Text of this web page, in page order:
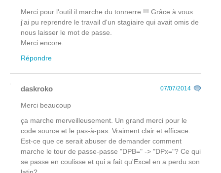
Merci pour l'outil il marche du tonnerre !!! Grâce à vous
j'ai pu reprendre le travail d'un stagiaire qui avait omis de
nous laisser le mot de passe.
Merci encore.
Répondre
daskroko 07/07/2014
Merci beaucoup
ça marche merveilleusement. Un grand merci pour le
code source et le pas-à-pas. Vraiment clair et efficace.
Est-ce que ce serait abuser de demander comment
marche le tour de passe-passe "DPB=" -> "DPx="? Ce qui
se passe en coulisse et qui a fait qu'Excel en a perdu son